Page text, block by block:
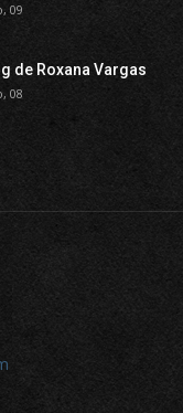
09
de Roxana Vargas
08